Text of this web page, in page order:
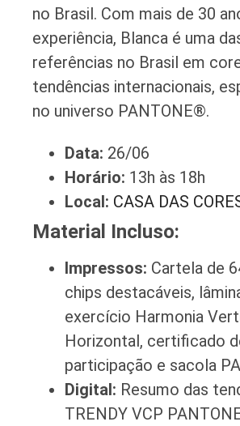
no Brasil. Com mais de 30
experiência, Blanca é uma
referências no Brasil em
tendências internacionais,
no universo PANTONE®.
Data: 26/06
Horário: 13h às 18h
Local: CASA DAS
Material Incluso:
Impressos: Cartela de
chips destacáveis,
exercício Harmonia
Horizontal, certificado
participação e sacola
Digital: Resumo das
TRENDY VCP